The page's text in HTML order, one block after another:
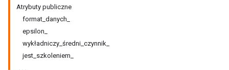
Atrybuty publiczne
format_danych_
epsilon_
wykładniczy_średni_czynnik_
jest_szkoleniem_